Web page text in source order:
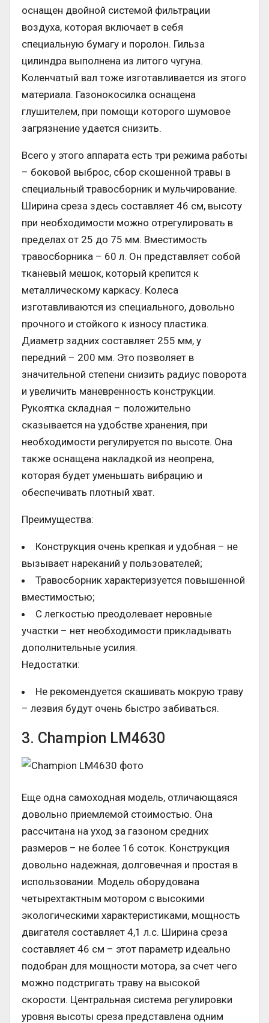
оснащен двойной системой фильтрации
воздуха, которая включает в себя
специальную бумагу и поролон. Гильза
цилиндра выполнена из литого чугуна.
Коленчатый вал тоже изготавливается из этого
материала. Газонокосилка оснащена
глушителем, при помощи которого шумовое
загрязнение удается снизить.
Всего у этого аппарата есть три режима работы
– боковой выброс, сбор скошенной травы в
специальный травосборник и мульчирование.
Ширина среза здесь составляет 46 см, высоту
при необходимости можно отрегулировать в
пределах от 25 до 75 мм. Вместимость
травосборника – 60 л. Он представляет собой
тканевый мешок, который крепится к
металлическому каркасу. Колеса
изготавливаются из специального, довольно
прочного и стойкого к износу пластика.
Диаметр задних составляет 255 мм, у
передний – 200 мм. Это позволяет в
значительной степени снизить радиус поворота
и увеличить маневренность конструкции.
Рукоятка складная – положительно
сказывается на удобстве хранения, при
необходимости регулируется по высоте. Она
также оснащена накладкой из неопрена,
которая будет уменьшать вибрацию и
обеспечивать плотный хват.
Преимущества:
Конструкция очень крепкая и удобная – не
вызывает нареканий у пользователей;
Травосборник характеризуется повышенной
вместимостью;
С легкостью преодолевает неровные
участки – нет необходимости прикладывать
дополнительные усилия.
Недостатки:
Не рекомендуется скашивать мокрую траву
– лезвия будут очень быстро забиваться.
3. Champion LM4630
Еще одна самоходная модель, отличающаяся
довольно приемлемой стоимостью. Она
рассчитана на уход за газоном средних
размеров – не более 16 соток. Конструкция
довольно надежная, долговечная и простая в
использовании. Модель оборудована
четырехтактным мотором с высокими
экологическими характеристиками, мощность
двигателя составляет 4,1 л.с. Ширина среза
составляет 46 см – этот параметр идеально
подобран для мощности мотора, за счет чего
можно подстригать траву на высокой
скорости. Центральная система регулировки
уровня высоты среза представлена одним